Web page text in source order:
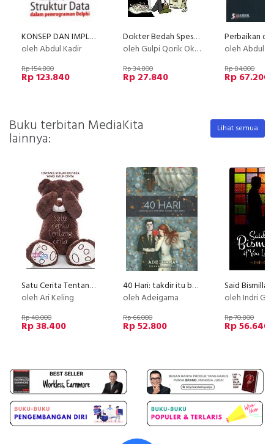
KONSEP DAN IMPLEMENTASI STRUKTUR DATA DALAM PEMROGRAMAN DELPHI
oleh Abdul Kadir
Rp 154.800
Rp 123.840
Dokter Bedah Spesialis Virus Komputer
oleh Gulpi Qorik Oktagalu Pratamasunu
Rp 34.800
Rp 27.840
oleh Abdul
Rp 84.000
Rp 67.200
Buku terbitan MediaKita
lainnya:
Lihat semua
Satu Cerita Tentang Cinta (Disc 50%)
oleh Ari Keling
Rp 48.000
Rp 38.400
40 Hari: takdir itu bernama hidup dan mati [Edisi TTD]
oleh Adeigama
Rp 66.000
Rp 52.800
oleh Indri
Rp 70.800
Rp 56.640